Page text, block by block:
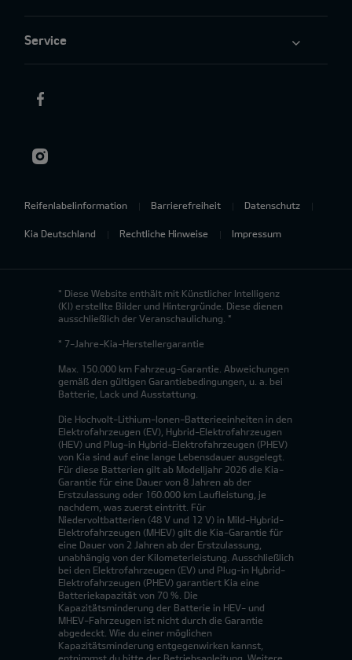
Service
Reifenlabelinformation Barrierefreiheit Datenschutz
Kia Deutschland Rechtliche Hinweise Impressum
* Diese Website enthält mit Künstlicher Intelligenz
(KI) erstellte Bilder und Hintergründe. Diese dienen
ausschließlich der Veranschaulichung. *
* 7-Jahre-Kia-Herstellergarantie
Max. 150.000 km Fahrzeug-Garantie. Abweichungen
gemäß den gültigen Garantiebedingungen, u. a. bei
Batterie, Lack und Ausstattung.
Die Hochvolt-Lithium-Ionen-Batterieeinheiten in den
Elektrofahrzeugen (EV), Hybrid-Elektrofahrzeugen
(HEV) und Plug-in Hybrid-Elektrofahrzeugen (PHEV)
von Kia sind auf eine lange Lebensdauer ausgelegt.
Für diese Batterien gilt ab Modelljahr 2026 die Kia-
Garantie für eine Dauer von 8 Jahren ab der
Erstzulassung oder 160.000 km Laufleistung, je
nachdem, was zuerst eintritt. Für
Niedervoltbatterien (48 V und 12 V) in Mild-Hybrid-
Elektrofahrzeugen (MHEV) gilt die Kia-Garantie für
eine Dauer von 2 Jahren ab der Erstzulassung,
unabhängig von der Kilometerleistung. Ausschließlich
bei den Elektrofahrzeugen (EV) und Plug-in Hybrid-
Elektrofahrzeugen (PHEV) garantiert Kia eine
Batteriekapazität von 70 %. Die
Kapazitätsminderung der Batterie in HEV- und
MHEV-Fahrzeugen ist nicht durch die Garantie
abgedeckt. Wie du einer möglichen
Kapazitätsminderung entgegenwirken kannst,
entnimmst du bitte der Betriebsanleitung. Weitere